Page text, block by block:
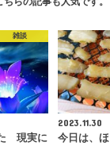
雑談
現実に
2023.11.30
今日は、